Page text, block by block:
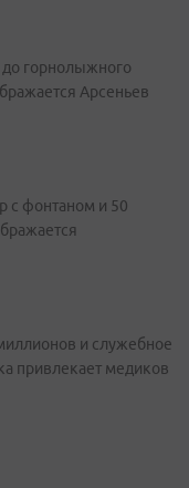
горнолыжного
Арсеньев
с фонтаном и 50
и служебное
привлекает медиков